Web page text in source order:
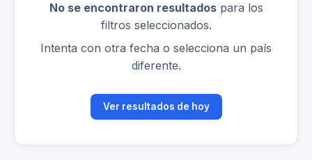
No se encontraron resultadospara los
filtros seleccionados.
Intenta con otra fecha o selecciona un país
diferente.
Ver resultados de hoy